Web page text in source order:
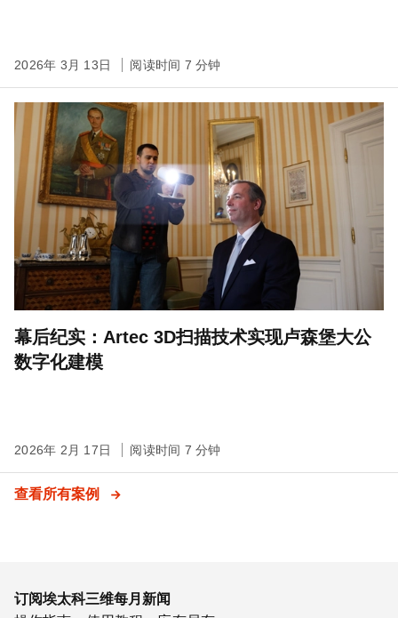
2026年 3月 13日 阅读时间 7 分钟
幕后纪实：Artec 3D扫描技术实现卢森堡大公
数字化建模
2026年 2月 17日 阅读时间 7 分钟
查看所有案例
订阅埃太科三维每月新闻